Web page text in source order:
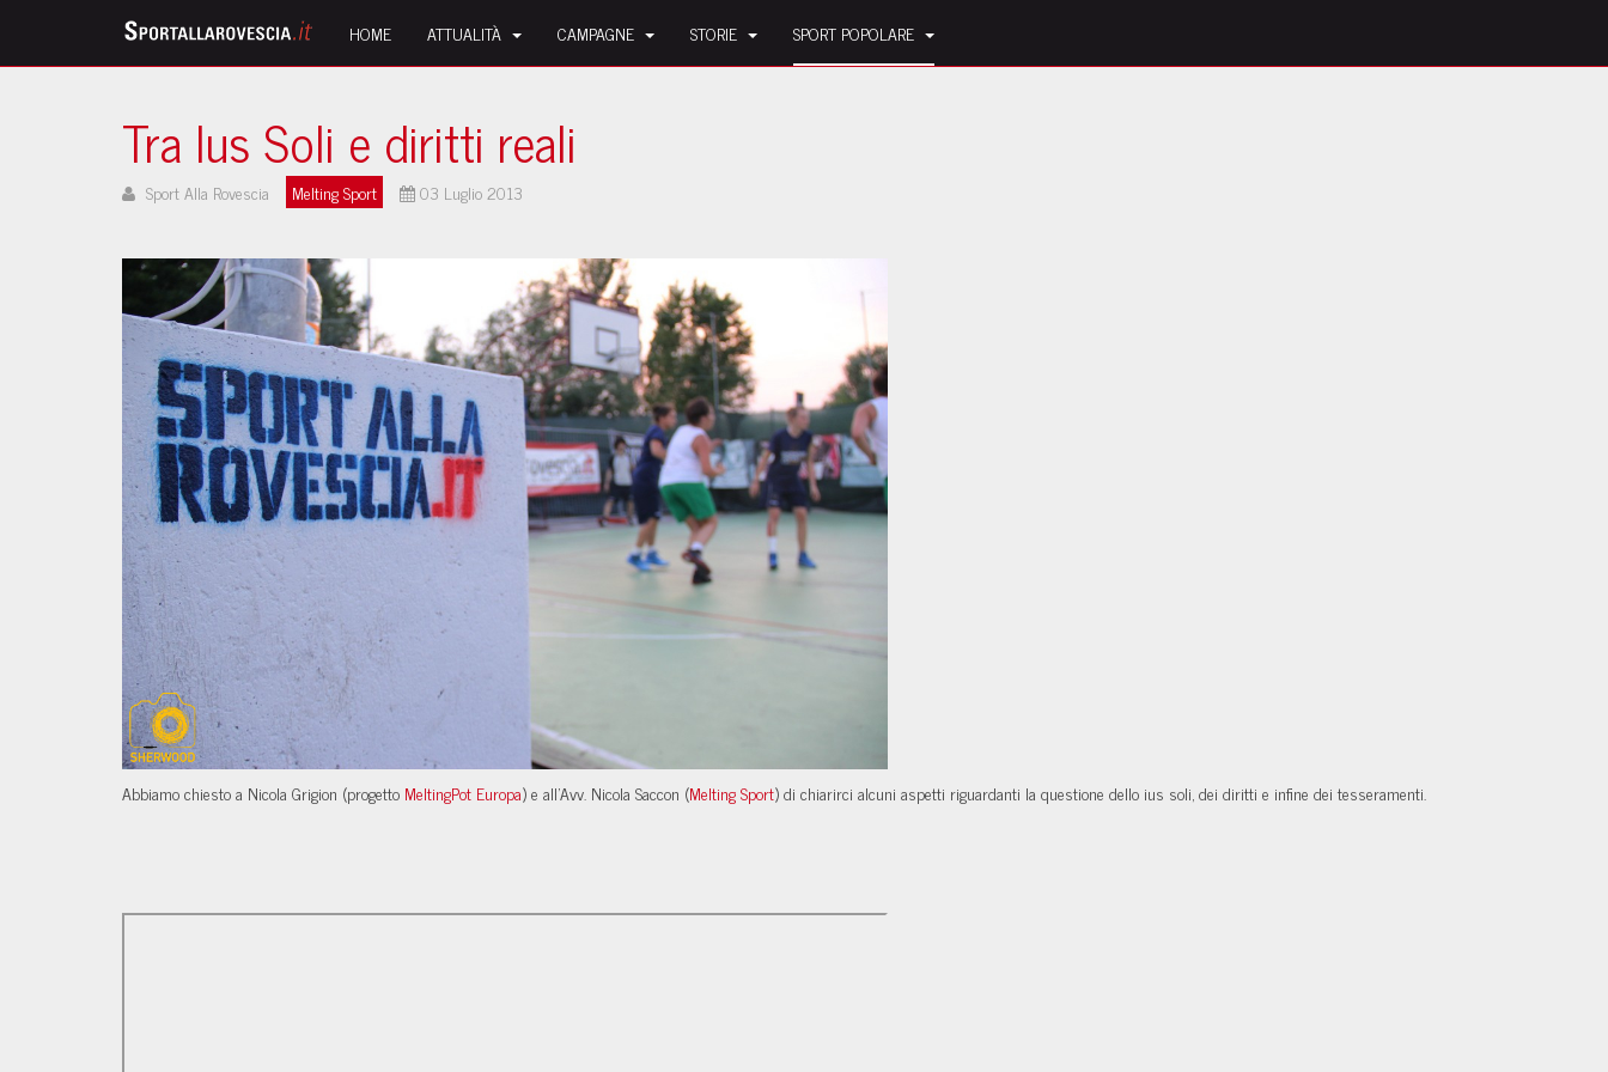
HOME ATTUALITÀ CAMPAGNE STORIE SPORT POPOLARE
Tra Ius Soli e diritti reali
Sport Alla Rovescia Melting Sport 03 Luglio 2013
Abbiamo chiesto a Nicola Grigion (progetto MeltingPot Europa) e all'Avv. Nicola Saccon (Melting Sport) di chiarirci alcuni aspetti riguardanti la questione dello ius soli, dei diritti e infine dei tesseramenti.